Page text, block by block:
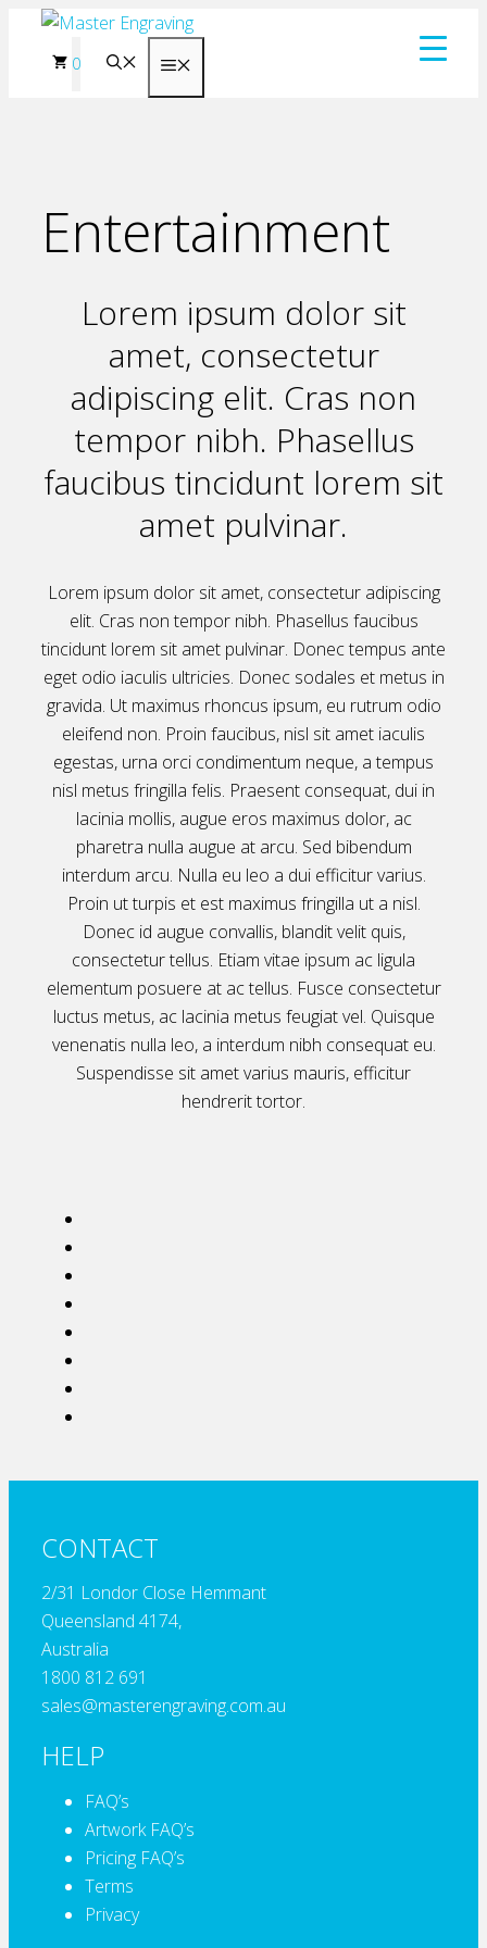
0
Entertainment
Lorem ipsum dolor sit
amet, consectetur
adipiscing elit. Cras non
tempor nibh. Phasellus
faucibus tincidunt lorem sit
amet pulvinar.
Lorem ipsum dolor sit amet, consectetur adipiscing
elit. Cras non tempor nibh. Phasellus faucibus
tincidunt lorem sit amet pulvinar. Donec tempus ante
eget odio iaculis ultricies. Donec sodales et metus in
gravida. Ut maximus rhoncus ipsum, eu rutrum odio
eleifend non. Proin faucibus, nisl sit amet iaculis
egestas, urna orci condimentum neque, a tempus
nisl metus fringilla felis. Praesent consequat, dui in
lacinia mollis, augue eros maximus dolor, ac
pharetra nulla augue at arcu. Sed bibendum
interdum arcu. Nulla eu leo a dui efficitur varius.
Proin ut turpis et est maximus fringilla ut a nisl.
Donec id augue convallis, blandit velit quis,
consectetur tellus. Etiam vitae ipsum ac ligula
elementum posuere at ac tellus. Fusce consectetur
luctus metus, ac lacinia metus feugiat vel. Quisque
venenatis nulla leo, a interdum nibh consequat eu.
Suspendisse sit amet varius mauris, efficitur
hendrerit tortor.
CONTACT
2/31 Londor Close Hemmant
Queensland 4174,
Australia
1800 812 691
sales@masterengraving.com.au
HELP
FAQ’s
Artwork FAQ’s
Pricing FAQ’s
Terms
Privacy